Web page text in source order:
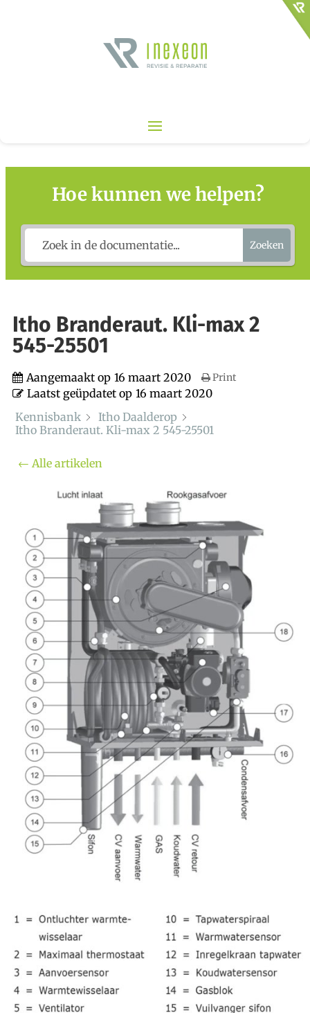
Hoe kunnen we helpen?
Zoeken
Itho Branderaut. Kli-max 2
545-25501
Aangemaakt op 16 maart 2020
Laatst geüpdatet op 16 maart 2020
Print
Kennisbank
Itho Daalderop
Itho Branderaut. Kli-max 2 545-25501
← Alle artikelen